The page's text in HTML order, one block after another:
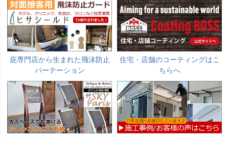
庇専門店から生まれた飛沫防止
パーテーション
住宅・店舗のコーティングはこ
ちらへ